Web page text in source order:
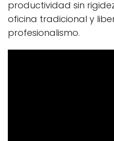
productividad sin
oficina tradicional y
profesionalismo.